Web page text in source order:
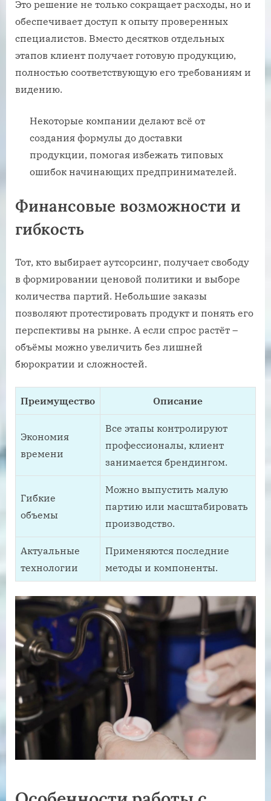
Это решение не только сокращает расходы, но и
обеспечивает доступ к опыту проверенных
специалистов. Вместо десятков отдельных
этапов клиент получает готовую продукцию,
полностью соответствующую его требованиям и
видению.
Некоторые компании делают всё от
создания формулы до доставки
продукции, помогая избежать типовых
ошибок начинающих предпринимателей.
Финансовые возможности и
гибкость
Тот, кто выбирает аутсорсинг, получает свободу
в формировании ценовой политики и выборе
количества партий. Небольшие заказы
позволяют протестировать продукт и понять его
перспективы на рынке. А если спрос растёт –
объёмы можно увеличить без лишней
бюрократии и сложностей.
Преимущество Описание
Экономия
времени
Все этапы контролируют
профессионалы, клиент
занимается брендингом.
Гибкие
объемы
Можно выпустить малую
партию или масштабировать
производство.
Актуальные
технологии
Применяются последние
методы и компоненты.